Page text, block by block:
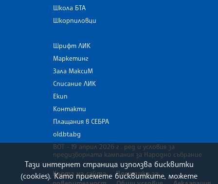
Школа БТА
Шкорпиловци
Шрифт ЛИК
Маркетинг
Зала МаксиМ
Списание ЛИК
Екип
Контакти
Плащания в СЕБРА
old.bta.bg
ВОТ - 19 април 2026 г . ред и условия за
предизборната кампания за Народно събрание
Карта на сайта
Политика за
Тази интернет страница използва бисквитки
(cookies). Като приемете бисквитките, можете